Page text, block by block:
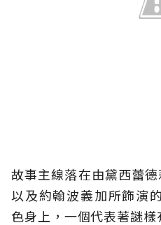
故事主線落在由黛西蕾
以及約翰波義加所飾演
色身上，一個代表著謎